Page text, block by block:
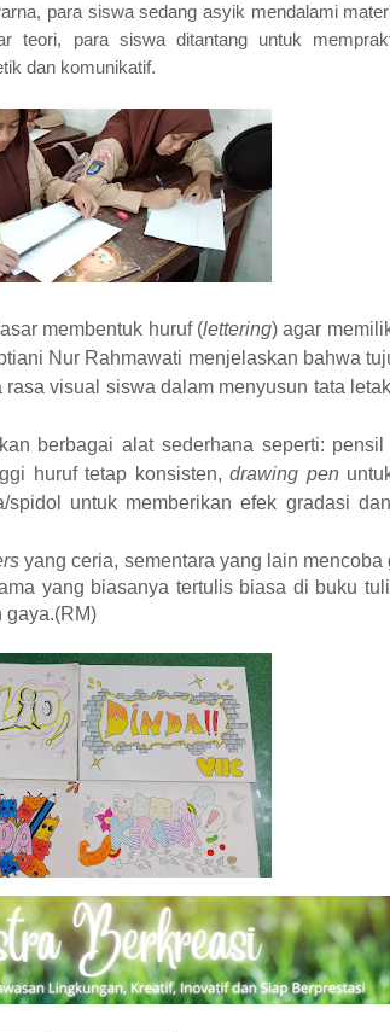
para siswa sedang asyik mendalami
teori, para siswa ditantang untuk
dan komunikatif.
membentuk huruf (lettering) agar
Nur Rahmawati menjelaskan bahwa
visual siswa dalam menyusun tata
berbagai alat sederhana seperti:
huruf tetap konsisten, drawing pen
spidol untuk memberikan efek gradasi
yang ceria, sementara yang lain mencoba
yang biasanya tertulis biasa di buku
gaya.(RM)